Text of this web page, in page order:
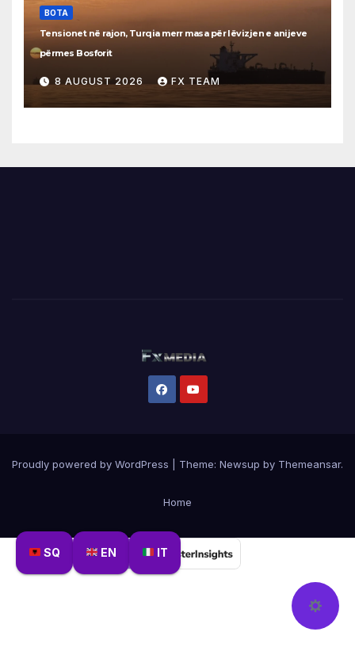
SQ EN IT
BOTA
Tensionet në rajon, Turqia merr masa për lëvizjen e anijeve
përmes Bosforit
8 AUGUST 2026 FX TEAM
Proudly powered by WordPress Theme: Newsup by Themeansar.
Home